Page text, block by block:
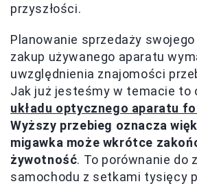
przyszłości.
Planowanie sprzedaży
zakup używanego aparatu
uwzględnienia znajomości
Jak już jesteśmy w temacie to
układu optycznego aparatu
Wyższy przebieg oznacza
migawka może wkrótce
żywotność. To porównanie do
samochodu z setkami tysięcy